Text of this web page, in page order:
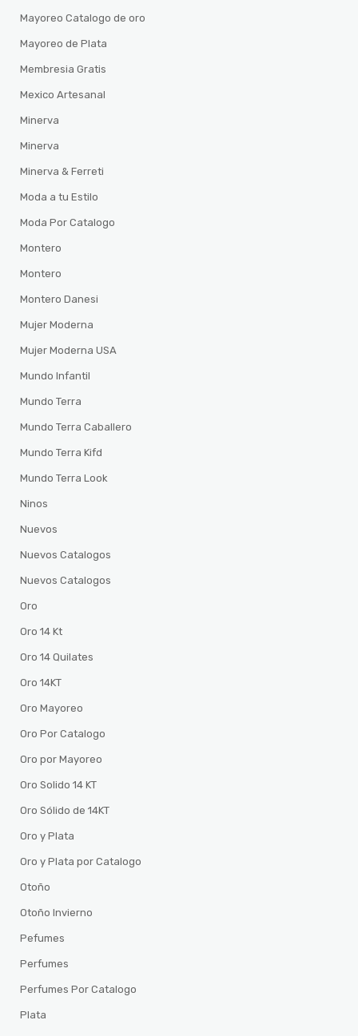
Mayoreo Catalogo de oro
Mayoreo de Plata
Membresia Gratis
Mexico Artesanal
Minerva
Minerva
Minerva & Ferreti
Moda a tu Estilo
Moda Por Catalogo
Montero
Montero
Montero Danesi
Mujer Moderna
Mujer Moderna USA
Mundo Infantil
Mundo Terra
Mundo Terra Caballero
Mundo Terra Kifd
Mundo Terra Look
Ninos
Nuevos
Nuevos Catalogos
Nuevos Catalogos
Oro
Oro 14 Kt
Oro 14 Quilates
Oro 14KT
Oro Mayoreo
Oro Por Catalogo
Oro por Mayoreo
Oro Solido 14 KT
Oro Sólido de 14KT
Oro y Plata
Oro y Plata por Catalogo
Otoño
Otoño Invierno
Pefumes
Perfumes
Perfumes Por Catalogo
Plata